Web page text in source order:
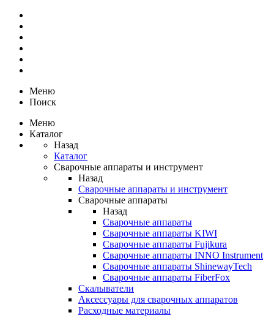
Меню
Поиск
Меню
Каталог
Назад
Каталог
Сварочные аппараты и инструмент
Назад
Сварочные аппараты и инструмент
Сварочные аппараты
Назад
Сварочные аппараты
Сварочные аппараты KIWI
Сварочные аппараты Fujikura
Сварочные аппараты INNO Instrument
Сварочные аппараты ShinewayTech
Cварочные аппараты FiberFox
Скалыватели
Аксессуары для сварочных аппаратов
Расходные материалы